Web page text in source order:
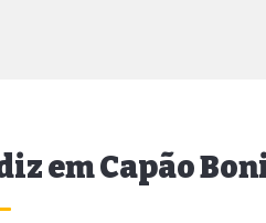
em Capão